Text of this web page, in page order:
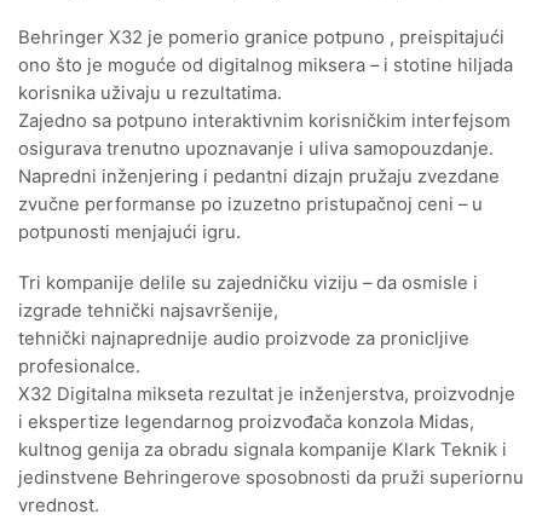
Behringer X32 je pomerio granice potpuno , preispitajući
ono što je moguće od digitalnog miksera – i stotine hiljada
korisnika uživaju u rezultatima.
Zajedno sa potpuno interaktivnim korisničkim interfejsom
osigurava trenutno upoznavanje i uliva samopouzdanje.
Napredni inženjering i pedantni dizajn pružaju zvezdane
zvučne performanse po izuzetno pristupačnoj ceni – u
potpunosti menjajući igru.
Tri kompanije delile su zajedničku viziju – da osmisle i
izgrade tehnički najsavršenije,
tehnički najnaprednije audio proizvode za pronicljive
profesionalce.
X32 Digitalna mikseta rezultat je inženjerstva, proizvodnje
i ekspertize legendarnog proizvođača konzola Midas,
kultnog genija za obradu signala kompanije Klark Teknik i
jedinstvene Behringerove sposobnosti da pruži superiornu
vrednost.